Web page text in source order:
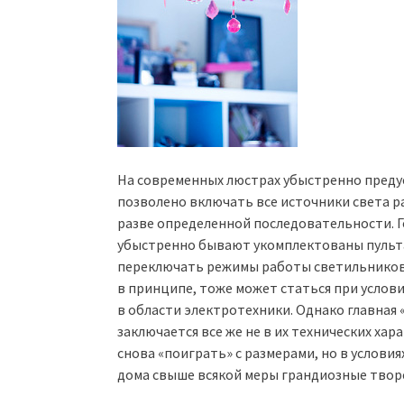
На современных люстрах убыстренно
позволено включать все источники света
разве определенной
убыстренно бывают укомплектованы
переключать режимы работы
в принципе, тоже может статься при
в области электротехники. Однако
заключается все же не в их технических
снова «поиграть» с размерами, но в
дома свыше всякой меры грандиозные